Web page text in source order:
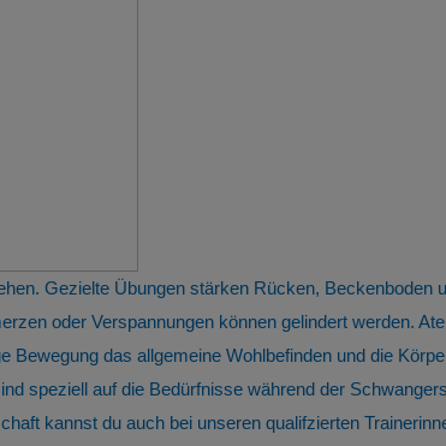
Gezielte Übungen stärken Rücken, Beckenboden
oder Verspannungen können gelindert werden.
das allgemeine Wohlbefinden und die
speziell auf die Bedürfnisse während der
kannst du auch bei unseren qualifzierten